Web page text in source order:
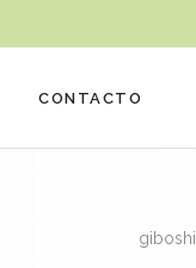
CONTACTO
giboshi